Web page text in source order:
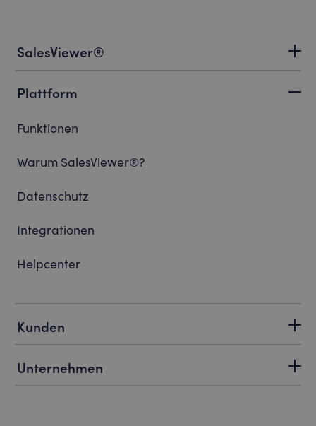
SalesViewer®
Plattform
Funktionen
Warum SalesViewer®?
Datenschutz
Integrationen
Helpcenter
Kunden
Unternehmen